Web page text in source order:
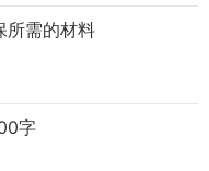
所需的材料
字